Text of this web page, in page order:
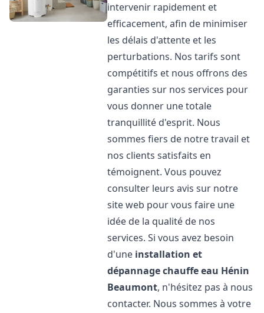
intervenir rapidement et
efficacement, afin de minimiser
les délais d'attente et les
perturbations. Nos tarifs sont
compétitifs et nous offrons des
garanties sur nos services pour
vous donner une totale
tranquillité d'esprit. Nous
sommes fiers de notre travail et
nos clients satisfaits en
témoignent. Vous pouvez
consulter leurs avis sur notre
site web pour vous faire une
idée de la qualité de nos
services. Si vous avez besoin
d'une installation et
dépannage chauffe eau Hénin
Beaumont, n'hésitez pas à nous
contacter. Nous sommes à votre